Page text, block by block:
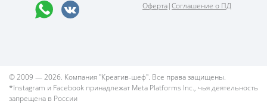
Оферта|Соглашение о ПД
© 2009 — 2026. Компания "Креатив-шеф". Все права защищены.
*Instagram и Facebook принадлежат Meta Platforms Inc., чья деятельность
запрещена в России